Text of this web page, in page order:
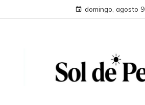
domingo, agosto 9